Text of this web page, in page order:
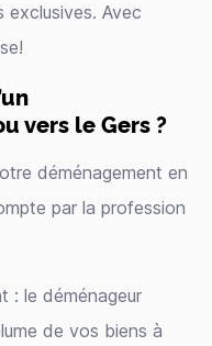
Avec
vers le Gers ?
déménagement en
par la profession
: le déménageur
de vos biens à